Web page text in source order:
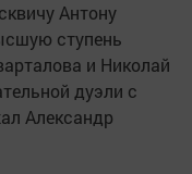
Антону
ступень
и Николай
дуэли с
Александр